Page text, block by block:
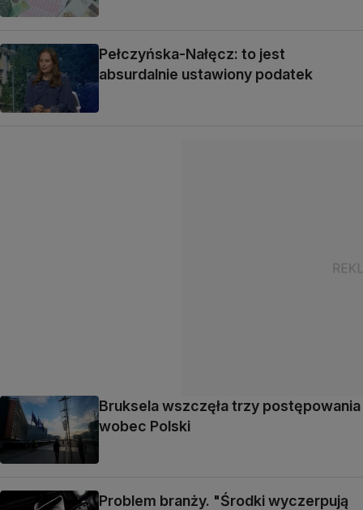
Pełczyńska-Nałęcz: to jest
absurdalnie ustawiony podatek
Bruksela wszczęła trzy postępowania
wobec Polski
Problem branży. "Środki wyczerpują